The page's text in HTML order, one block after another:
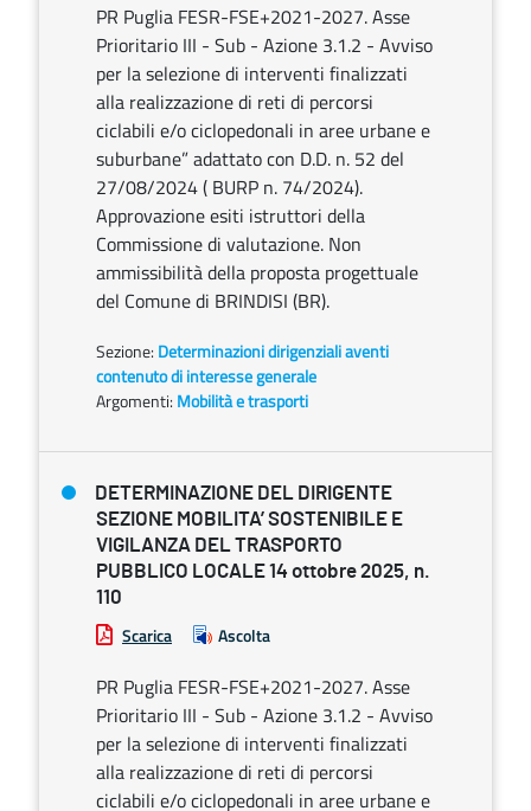
PR Puglia FESR-FSE+2021-2027. Asse
Prioritario III - Sub - Azione 3.1.2 - Avviso
per la selezione di interventi finalizzati
alla realizzazione di reti di percorsi
ciclabili e/o ciclopedonali in aree urbane e
suburbane” adattato con D.D. n. 52 del
27/08/2024 ( BURP n. 74/2024).
Approvazione esiti istruttori della
Commissione di valutazione. Non
ammissibilità della proposta progettuale
del Comune di BRINDISI (BR).
Sezione: Determinazioni dirigenziali aventi
contenuto di interesse generale
Argomenti: Mobilità e trasporti
DETERMINAZIONE DEL DIRIGENTE
SEZIONE MOBILITA’ SOSTENIBILE E
VIGILANZA DEL TRASPORTO
PUBBLICO LOCALE 14 ottobre 2025, n.
110
Scarica Ascolta
PR Puglia FESR-FSE+2021-2027. Asse
Prioritario III - Sub - Azione 3.1.2 - Avviso
per la selezione di interventi finalizzati
alla realizzazione di reti di percorsi
ciclabili e/o ciclopedonali in aree urbane e